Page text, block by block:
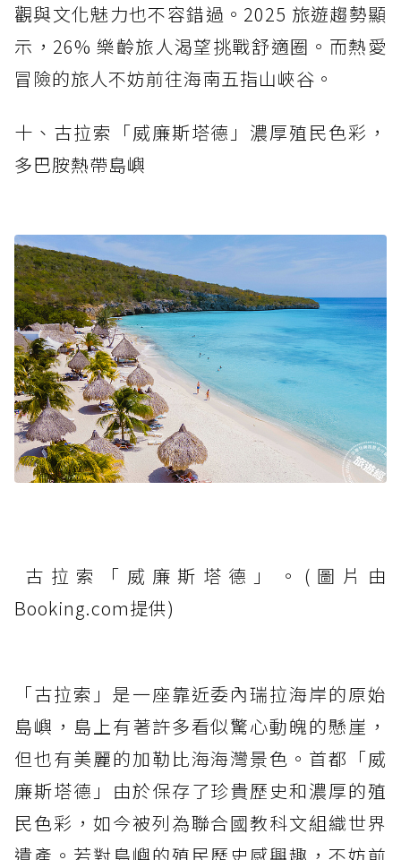
觀與文化魅力也不容錯過。2025 旅遊趨勢顯
示，26% 樂齡旅人渴望挑戰舒適圈。而熱愛
冒險的旅人不妨前往海南五指山峽谷。
十、古拉索「威廉斯塔德」濃厚殖民色彩，
多巴胺熱帶島嶼
古拉索「威廉斯塔德」。(圖片由
Booking.com提供)
「古拉索」是一座靠近委內瑞拉海岸的原始
島嶼，島上有著許多看似驚心動魄的懸崖，
但也有美麗的加勒比海海灣景色。首都「威
廉斯塔德」由於保存了珍貴歷史和濃厚的殖
民色彩，如今被列為聯合國教科文組織世界